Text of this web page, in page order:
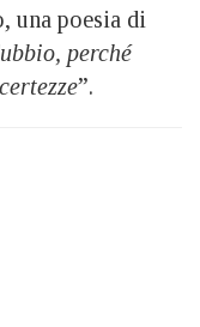
una poesia di
perché
”.